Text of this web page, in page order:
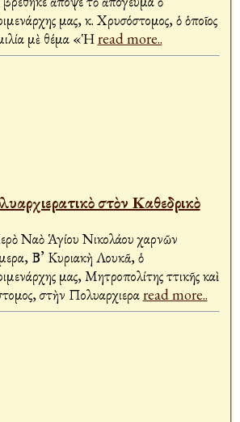
μας, κ. Χρυσόστομος, ὁ ὁποῖος
μὲ θέμα «Ἡread more..
στὸν Καθεδρικὸ
Ναὸ Ἁγίου Νικολάου Ἀχαρνῶν
Β’ Κυριακὴ Λουκᾶ, ὁ
μας, Μητροπολίτης Ἀττικῆς καὶ
στὴν Πολυαρχιεραread more..